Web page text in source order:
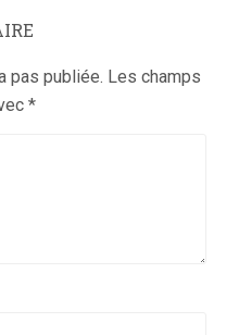
pas publiée. Les champs
*